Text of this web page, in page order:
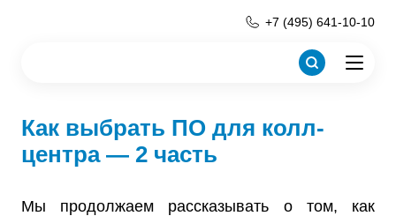
+7 (495) 641-10-10
Как выбрать ПО для колл-
центра — 2 часть
Мы продолжаем рассказывать о том, как